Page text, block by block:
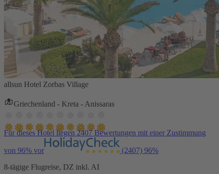
allsun Hotel Zorbas Village
Griechenland - Kreta - Anissaras
Für dieses Hotel liegen 2407 Bewertungen mit einer Zustimmung
von 96% vor (2407) 96%
8-tägige Flugreise, DZ inkl. AI